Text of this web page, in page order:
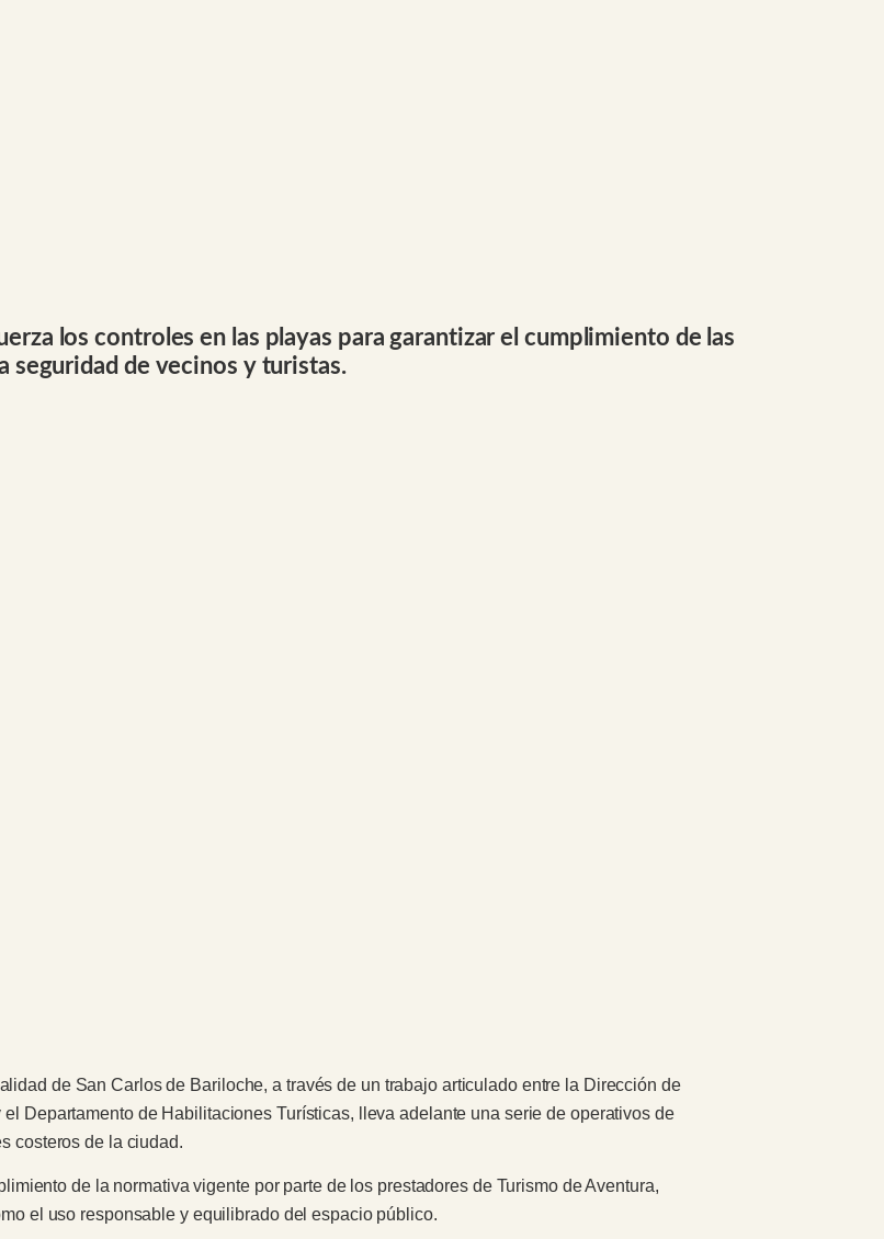
los controles en las playas para garantizar el cumplimiento de las
seguridad de vecinos y turistas.
de San Carlos de Bariloche, a través de un trabajo articulado entre la Dirección de
Departamento de Habilitaciones Turísticas, lleva adelante una serie de operativos de
costeros de la ciudad.
de la normativa vigente por parte de los prestadores de Turismo de Aventura,
el uso responsable y equilibrado del espacio público.